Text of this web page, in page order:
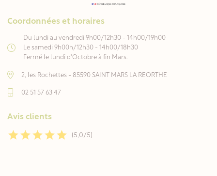
Coordonnées et horaires
Du lundi au vendredi 9h00/12h30 - 14h00/19h00
Le samedi 9h00h/12h30 - 14h00/18h30
Fermé le lundi d'Octobre à fin Mars.
2, les Rochettes - 85590 SAINT MARS LA REORTHE
02 51 57 63 47
Avis clients
(5,0/5)